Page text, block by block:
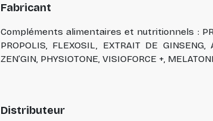
Fabricant
Compléments alimentaires et nutritionnels :
PROPOLIS, FLEXOSIL, EXTRAIT DE GINSENG,
ZEN’GIN, PHYSIOTONE, VISIOFORCE +,
Distributeur